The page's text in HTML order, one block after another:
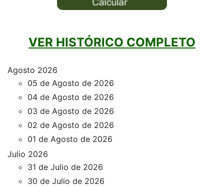
VER HISTÓRICO COMPLETO
Agosto 2026
05 de Agosto de 2026
04 de Agosto de 2026
03 de Agosto de 2026
02 de Agosto de 2026
01 de Agosto de 2026
Julio 2026
31 de Julio de 2026
30 de Julio de 2026